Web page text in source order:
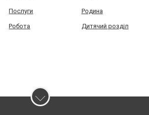
Послуги Родина
Робота Дитячий розділ